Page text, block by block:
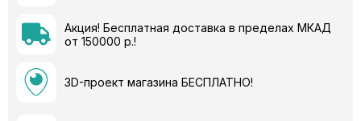
Акция! Бесплатная доставка в пределах МКАД
от 150000 р.!
3D-проект магазина БЕСПЛАТНО!